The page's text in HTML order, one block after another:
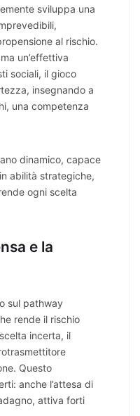
sviluppa una
al rischio.
un’effettiva
sociali, il gioco
insegnando a
una competenza
dinamico, capace
abilità strategiche,
ogni scelta
e la
sul pathway
rende il rischio
incerta, il
Questo
anche l’attesa di
attiva forti